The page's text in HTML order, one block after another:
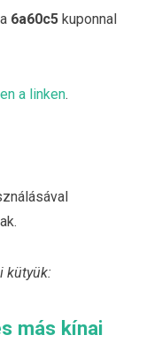
6a60c5 kuponnal
a linken.
kütyük:
más kínai